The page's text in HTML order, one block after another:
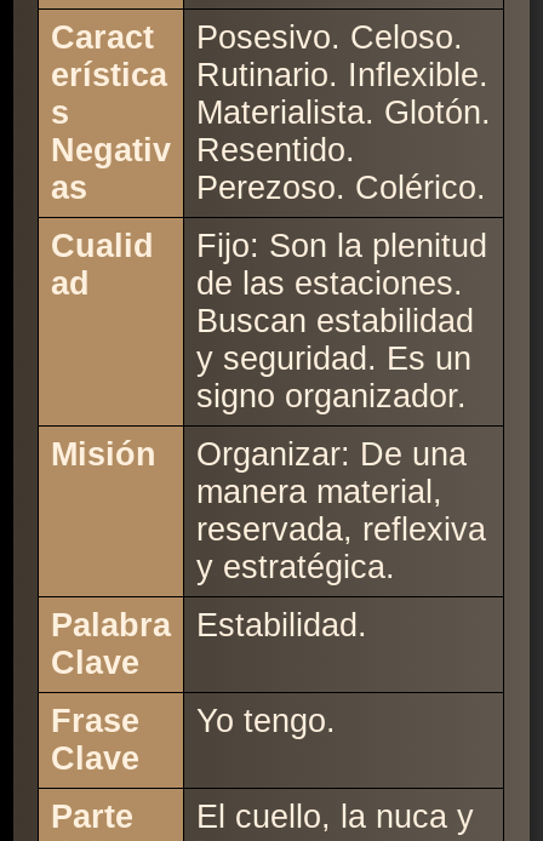
Caract
erística
s
Negativ
as
Posesivo. Celoso.
Rutinario. Inflexible.
Materialista. Glotón.
Resentido.
Perezoso. Colérico.
Cualid
ad
Fijo: Son la plenitud
de las estaciones.
Buscan estabilidad
y seguridad. Es un
signo organizador.
Misión
Organizar: De una
manera material,
reservada, reflexiva
y estratégica.
Palabra
Clave
Estabilidad.
Frase
Clave
Yo tengo.
Parte
El cuello, la nuca y